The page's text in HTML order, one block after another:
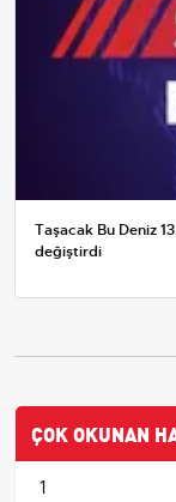
Taşacak Bu Deniz
değiştirdi
ÇOK OKUNAN
1